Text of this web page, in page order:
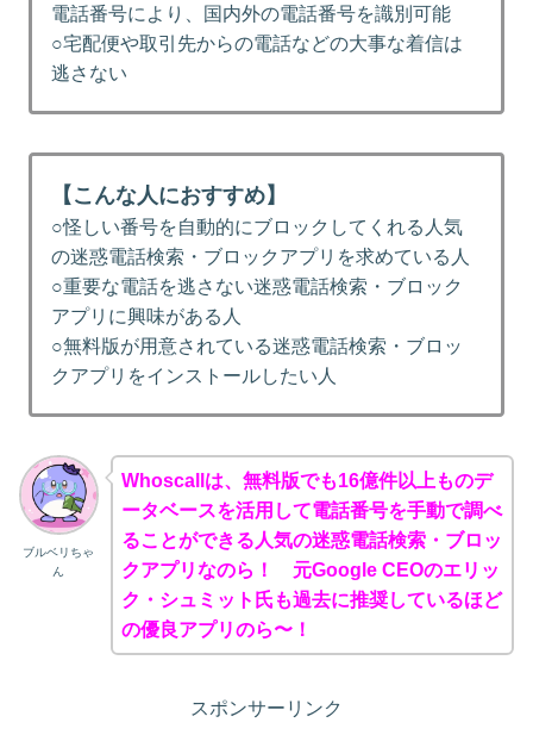
電話番号により、国内外の電話番号を識別可能
○宅配便や取引先からの電話などの大事な着信は
逃さない
【こんな人におすすめ】
○怪しい番号を自動的にブロックしてくれる人気
の迷惑電話検索・ブロックアプリを求めている人
○重要な電話を逃さない迷惑電話検索・ブロック
アプリに興味がある人
○無料版が用意されている迷惑電話検索・ブロッ
クアプリをインストールしたい人
ブルベリちゃ
ん
Whoscallは、無料版でも16億件以上ものデ
ータベースを活用して電話番号を手動で調べ
ることができる人気の迷惑電話検索・ブロッ
クアプリなのら！ 元Google CEOのエリッ
ク・シュミット氏も過去に推奨しているほど
の優良アプリのら〜！
スポンサーリンク